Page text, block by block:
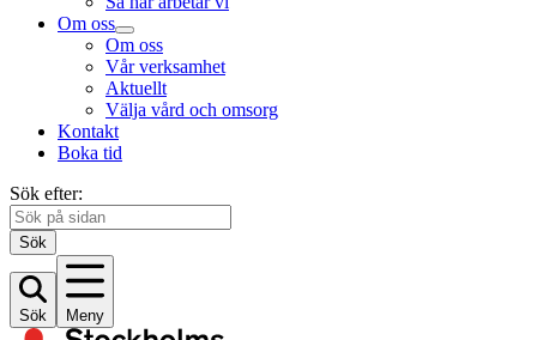
Om oss
Om oss
Vår verksamhet
Aktuellt
Välja vård och omsorg
Kontakt
Boka tid
Sök efter:
Sök
Sök Meny